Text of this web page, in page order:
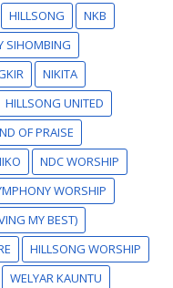
HILLSONG
NKB
SIHOMBING
NIKITA
HILLSONG UNITED
OF PRAISE
NDC WORSHIP
WORSHIP
MY BEST)
HILLSONG WORSHIP
WELYAR KAUNTU